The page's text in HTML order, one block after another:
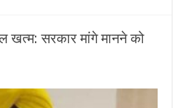
खत्म: सरकार मांगे मानने को